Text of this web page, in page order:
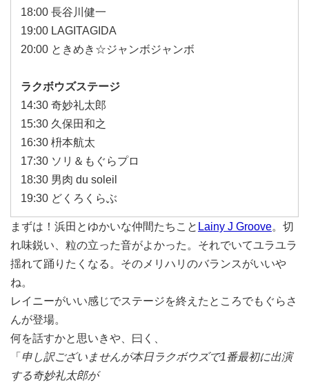
18:00 長谷川健一
19:00 LAGITAGIDA
20:00 ときめき☆ジャンボジャンボ
ラクボウズステージ
14:30 奇妙礼太郎
15:30 久保田和之
16:30 枡本航太
17:30 ソリ＆もぐらプロ
18:30 男肉 du soleil
19:30 どくろくらぶ
まずは！浜田とゆかいな仲間たちこと Lainy J Groove。切
れ味鋭い、粒の立った音がよかった。それでいてユラユラ
揺れて踊りたくなる。そのメリハリのバランスがいいや
ね。
レイニーがいい感じでステージを終えたところでもぐらさ
んが登場。
何を話すかと思いきや、曰く、
「 申し訳ございませんが本日ラクボウズで1番最初に出演
する奇妙礼太郎が